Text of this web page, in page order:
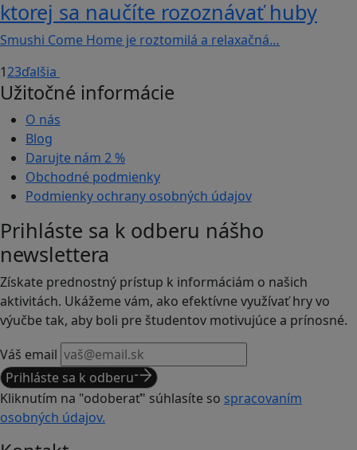
ktorej sa naučíte rozoznávať huby
Smushi Come Home je roztomilá a relaxačná…
123ďalšia
Užitočné informácie
O nás
Blog
Darujte nám 2 %
Obchodné podmienky
Podmienky ochrany osobných údajov
Prihláste sa k odberu nášho
newslettera
Získate prednostný prístup k informáciám o našich
aktivitách. Ukážeme vám, ako efektívne využívať hry vo
výučbe tak, aby boli pre študentov motivujúce a prínosné.
Váš email
Prihláste sa k odberu
Kliknutím na "odoberať" súhlasíte so spracovaním
osobných údajov.